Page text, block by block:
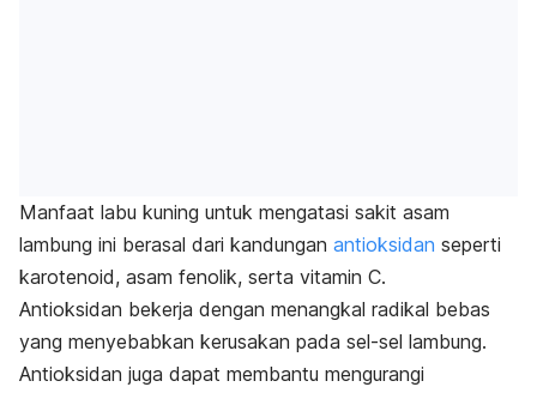
Manfaat labu kuning untuk mengatasi sakit asam
lambung ini berasal dari kandungan antioksidan seperti
karotenoid, asam fenolik, serta vitamin C.
Antioksidan bekerja dengan menangkal radikal bebas
yang menyebabkan kerusakan pada sel-sel lambung.
Antioksidan juga dapat membantu mengurangi